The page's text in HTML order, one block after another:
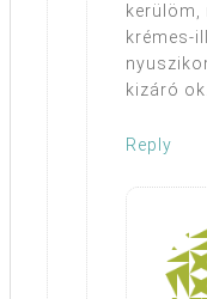
kerülöm,
krémes-
kizáró
Reply